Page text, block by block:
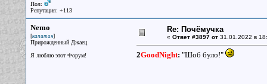
Пол:
Репутация: +113
Nemo
[капитан]
Прирожденный Джаец
Я люблю этот Форум!
Re: Почёмучка
« Ответ #3897 от31.01.2022 в
2GoodNight: "Шоб було!"